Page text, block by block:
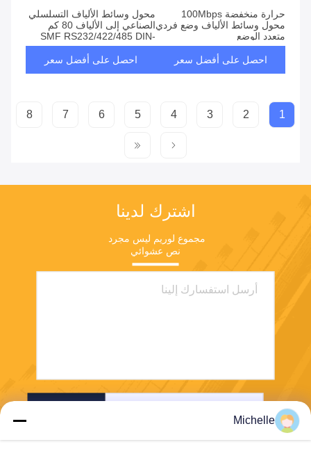
حرارة منخفضة 100Mbps
محول وسائط الألياف وضع فردي
متعدد الوضع
احصل على أفضل سعر
محول وسائط الألياف التسلسلي
الصناعي إلى الألياف 80 كم
SMF RS232/422/485 DIN-
Rail
احصل على أفضل سعر
1
2
3
4
5
6
7
8
اشترك لدينا
نص عشوائي
Michelle